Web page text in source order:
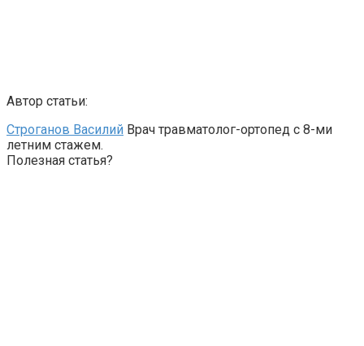
Автор статьи:
Строганов Василий Врач травматолог-ортопед с 8-ми
летним стажем.
Полезная статья?